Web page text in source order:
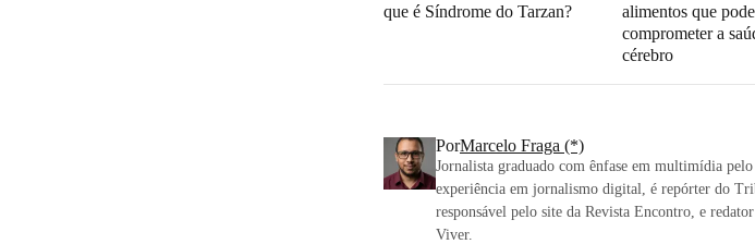
que é Síndrome do Tarzan?
alimentos que
comprometer a
cérebro
PorMarcelo Fraga (*)
Jornalista graduado com ênfase em multimídia
experiência em jornalismo digital, é repórter do
responsável pelo site da Revista Encontro, e
Viver.